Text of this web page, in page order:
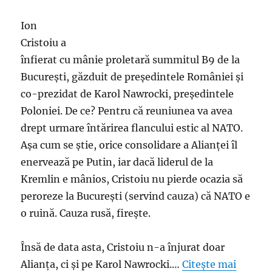
Ion
Cristoiu a
înfierat cu mânie proletară summitul B9 de la
București, găzduit de preşedintele României şi
co-prezidat de Karol Nawrocki, preşedintele
Poloniei. De ce? Pentru că reuniunea va avea
drept urmare întărirea flancului estic al NATO.
Așa cum se știe, orice consolidare a Alianței îl
enervează pe Putin, iar dacă liderul de la
Kremlin e mânios, Cristoiu nu pierde ocazia să
peroreze la București (servind cauza) că NATO e
o ruină. Cauza rusă, firește.
Însă de data asta, Cristoiu n-a înjurat doar
Alianța, ci și pe Karol Nawrocki.…Citește mai